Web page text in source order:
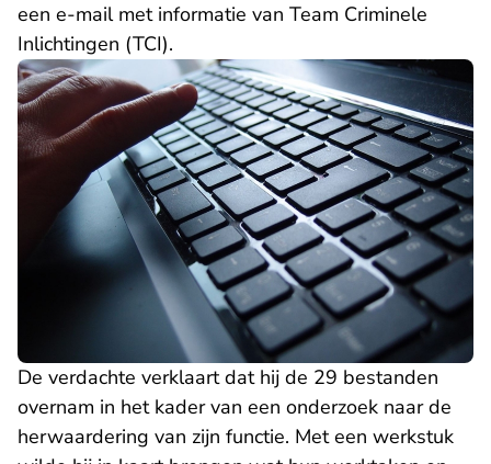
een e-mail met informatie van Team Criminele
Inlichtingen (TCI).
De verdachte verklaart dat hij de 29 bestanden
overnam in het kader van een onderzoek naar de
herwaardering van zijn functie. Met een werkstuk